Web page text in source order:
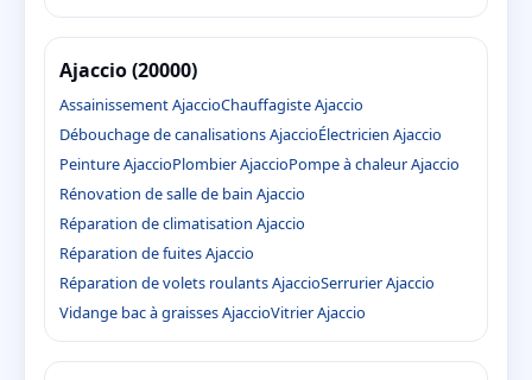
Ajaccio (20000)
Assainissement AjaccioChauffagiste Ajaccio
Débouchage de canalisations AjaccioÉlectricien Ajaccio
Peinture AjaccioPlombier AjaccioPompe à chaleur Ajaccio
Rénovation de salle de bain Ajaccio
Réparation de climatisation Ajaccio
Réparation de fuites Ajaccio
Réparation de volets roulants AjaccioSerrurier Ajaccio
Vidange bac à graisses AjaccioVitrier Ajaccio